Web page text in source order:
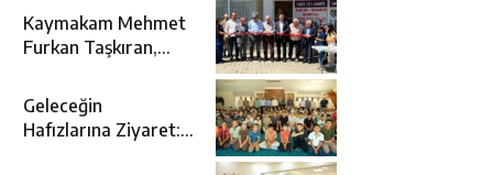
Cenaze Törenine
Katıldı
Kaymakam Mehmet
Furkan Taşkıran,
Açılışına Katıldı
Geleceğin
Hafızlarına Ziyaret: